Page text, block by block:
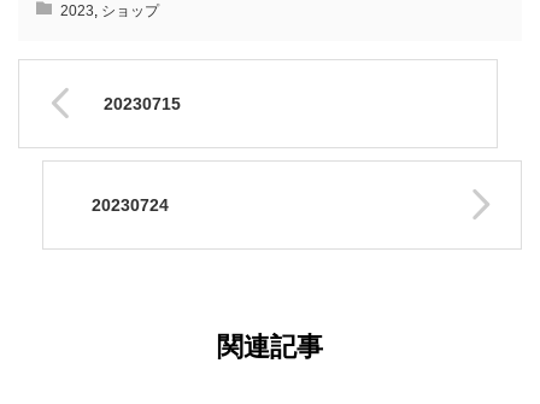
2023, ショップ
20230715
20230724
関連記事